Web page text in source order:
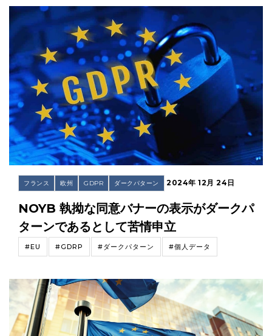
フランス 欧州 GDPR ダークパターン 2024年 12月 24日
NOYB 執拗な同意バナーの表示がダークパ
ターンであるとして苦情申立
#EU #GDRP #ダークパターン #個人データ